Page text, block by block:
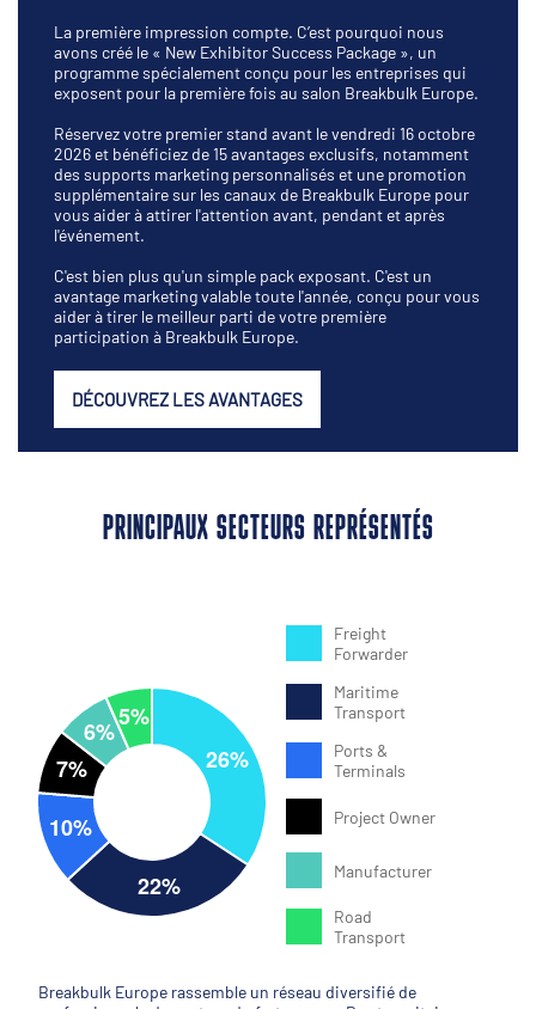
La première impression compte. C’est pourquoi nous
avons créé le « New Exhibitor Success Package », un
programme spécialement conçu pour les entreprises qui
exposent pour la première fois au salon Breakbulk Europe.
Réservez votre premier stand avant le vendredi 16 octobre
2026 et bénéficiez de 15 avantages exclusifs, notamment
des supports marketing personnalisés et une promotion
supplémentaire sur les canaux de Breakbulk Europe pour
vous aider à attirer l'attention avant, pendant et après
l'événement.
C'est bien plus qu'un simple pack exposant. C'est un
avantage marketing valable toute l'année, conçu pour vous
aider à tirer le meilleur parti de votre première
participation à Breakbulk Europe.
DÉCOUVREZ LES AVANTAGES
PRINCIPAUX SECTEURS REPRÉSENTÉS
Freight
Forwarder
Maritime
Transport
Ports &
Terminals
Project Owner
Manufacturer
Road
Transport
Breakbulk Europe rassemble un réseau diversifié de